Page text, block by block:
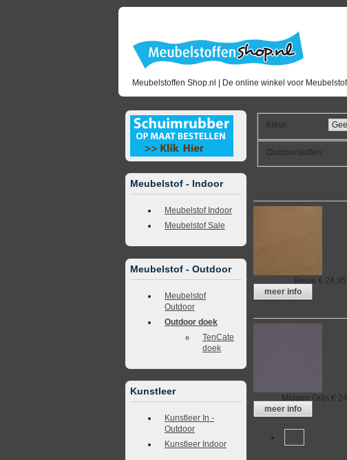
Meubelstoffen Shop.nl | De online winkel voor
Meubelstof - Indoor
Meubelstof Indoor
Meubelstof Sale
Meubelstof - Outdoor
Meubelstof
Outdoor
Outdoor doek
TenCate
doek
Kunstleer
Kunstleer In -
Outdoor
Kunstleer Indoor
Kleur:
Outdoorstoffen:
Beige € 24,95
meer info
Midden Grijs €
meer info